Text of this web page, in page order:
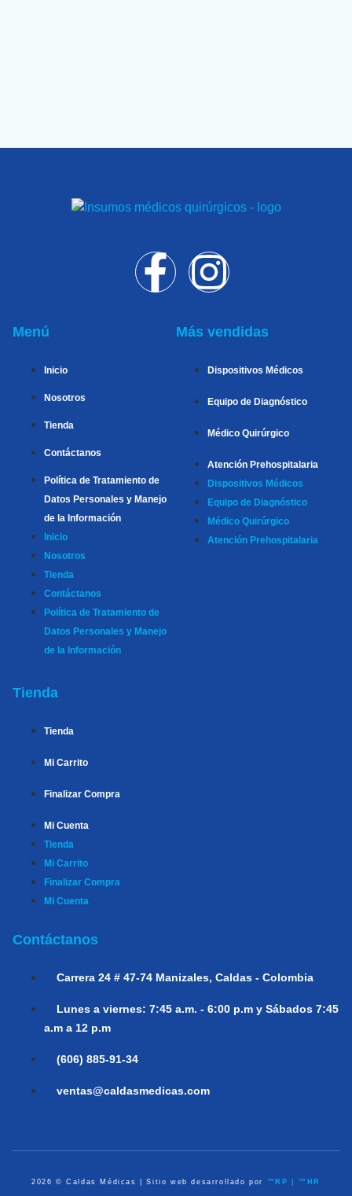
Menú
Inicio
Nosotros
Tienda
Contáctanos
Política de Tratamiento de
Datos Personales y Manejo
de la Información
Inicio
Nosotros
Tienda
Contáctanos
Política de Tratamiento de
Datos Personales y Manejo
de la Información
Más vendidas
Dispositivos Médicos
Equipo de Diagnóstico
Médico Quirúrgico
Atención Prehospitalaria
Dispositivos Médicos
Equipo de Diagnóstico
Médico Quirúrgico
Atención Prehospitalaria
Tienda
Tienda
Mi Carrito
Finalizar Compra
Mi Cuenta
Tienda
Mi Carrito
Finalizar Compra
Mi Cuenta
Contáctanos
Carrera 24 # 47-74 Manizales, Caldas - Colombia
Lunes a viernes: 7:45 a.m. - 6:00 p.m y Sábados 7:45
a.m a 12 p.m
(606) 885-91-34
ventas@caldasmedicas.com
2026 © Caldas Médicas | Sitio web desarrollado por ™RP | ™HR